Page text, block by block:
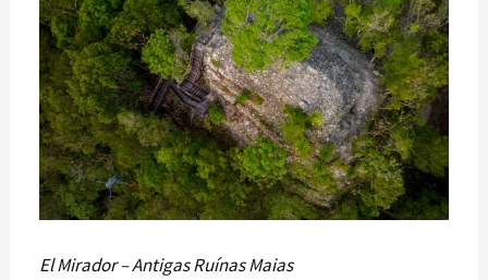
El Mirador – Antigas Ruínas Maias